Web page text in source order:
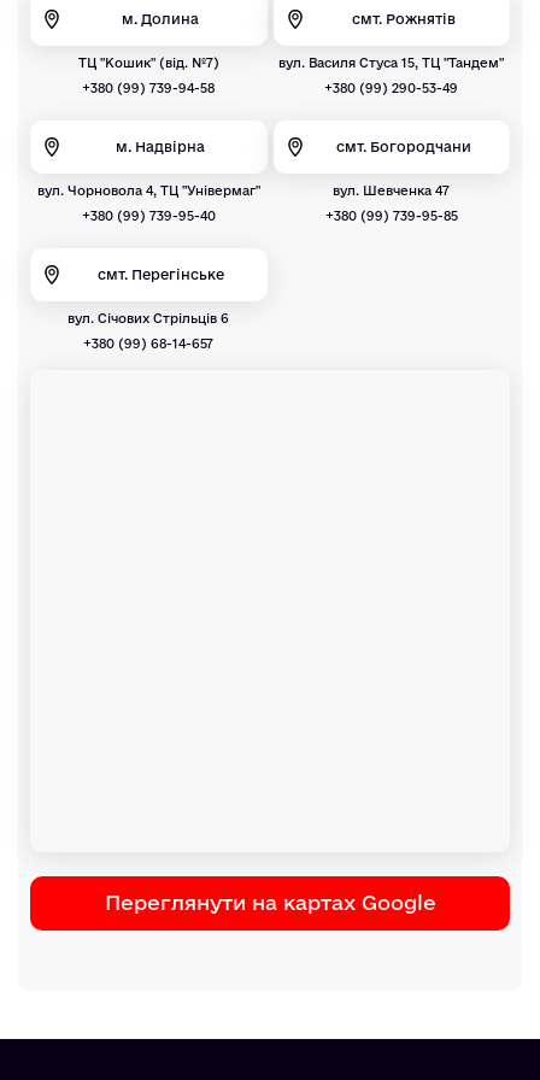
м. Долина
ТЦ "Кошик" (від. №7)
+380 (99) 739-94-58
смт. Рожнятів
вул. Василя Стуса 15, ТЦ "Тандем"
+380 (99) 290-53-49
м. Надвірна
вул. Чорновола 4, ТЦ "Універмаг"
+380 (99) 739-95-40
смт. Богородчани
вул. Шевченка 47
+380 (99) 739-95-85
смт. Перегінське
вул. Січових Стрільців 6
+380 (99) 68-14-657
Переглянути на картах Google